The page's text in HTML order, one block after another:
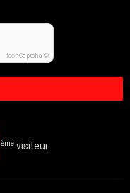
IconCaptcha ©
ème visiteur